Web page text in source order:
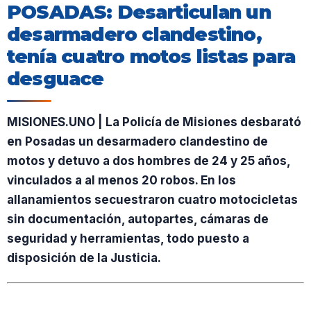
POSADAS: Desarticulan un
desarmadero clandestino,
tenía cuatro motos listas para
desguace
MISIONES.UNO | La Policía de Misiones desbarató
en Posadas un desarmadero clandestino de
motos y detuvo a dos hombres de 24 y 25 años,
vinculados a al menos 20 robos. En los
allanamientos secuestraron cuatro motocicletas
sin documentación, autopartes, cámaras de
seguridad y herramientas, todo puesto a
disposición de la Justicia.